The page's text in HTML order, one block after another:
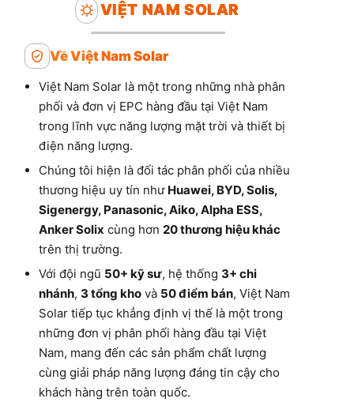
VIỆT NAM SOLAR
Về Việt Nam Solar
Việt Nam Solar là một trong những nhà phân
phối và đơn vị EPC hàng đầu tại Việt Nam
trong lĩnh vực năng lượng mặt trời và thiết bị
điện năng lượng.
Chúng tôi hiện là đối tác phân phối của nhiều
thương hiệu uy tín như Huawei, BYD, Solis,
Sigenergy, Panasonic, Aiko, Alpha ESS,
Anker Solix cùng hơn 20 thương hiệu khác
trên thị trường.
Với đội ngũ 50+ kỹ sư, hệ thống 3+ chi
nhánh, 3 tổng kho và 50 điểm bán, Việt Nam
Solar tiếp tục khẳng định vị thế là một trong
những đơn vị phân phối hàng đầu tại Việt
Nam, mang đến các sản phẩm chất lượng
cùng giải pháp năng lượng đáng tin cậy cho
khách hàng trên toàn quốc.